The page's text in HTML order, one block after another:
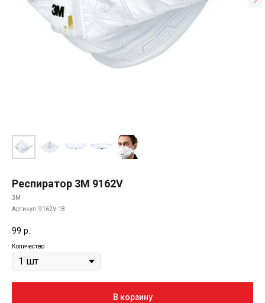
Респиратор 3M 9162V
3M
Артикул:9162V-18
99 р.
Количество
В корзину